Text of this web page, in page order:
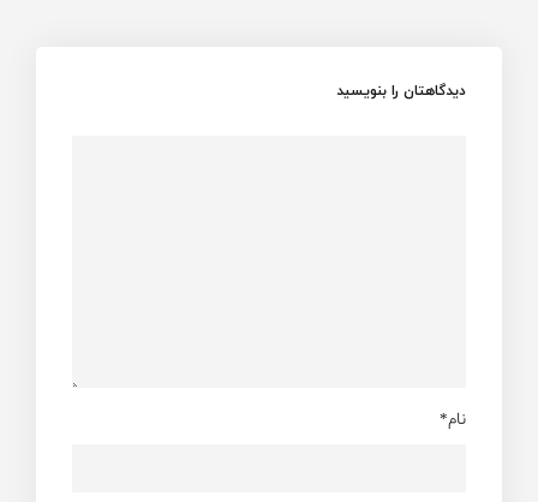
دیدگاهتان را بنویسید
نام*